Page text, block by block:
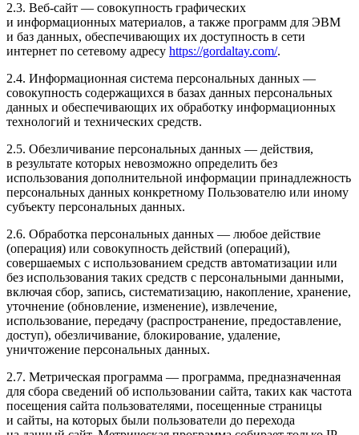
2.3. Веб-сайт — совокупность графических
и информационных материалов, а также программ для ЭВМ
и баз данных, обеспечивающих их доступность в сети
интернет по сетевому адресу https://gordaltay.com/.
2.4. Информационная система персональных данных —
совокупность содержащихся в базах данных персональных
данных и обеспечивающих их обработку информационных
технологий и технических средств.
2.5. Обезличивание персональных данных — действия,
в результате которых невозможно определить без
использования дополнительной информации принадлежность
персональных данных конкретному Пользователю или иному
субъекту персональных данных.
2.6. Обработка персональных данных — любое действие
(операция) или совокупность действий (операций),
совершаемых с использованием средств автоматизации или
без использования таких средств с персональными данными,
включая сбор, запись, систематизацию, накопление, хранение,
уточнение (обновление, изменение), извлечение,
использование, передачу (распространение, предоставление,
доступ), обезличивание, блокирование, удаление,
уничтожение персональных данных.
2.7. Метрическая программа — программа, предназначенная
для сбора сведений об использовании сайта, таких как частота
посещения сайта пользователями, посещенные страницы
и сайты, на которых были пользователи до перехода